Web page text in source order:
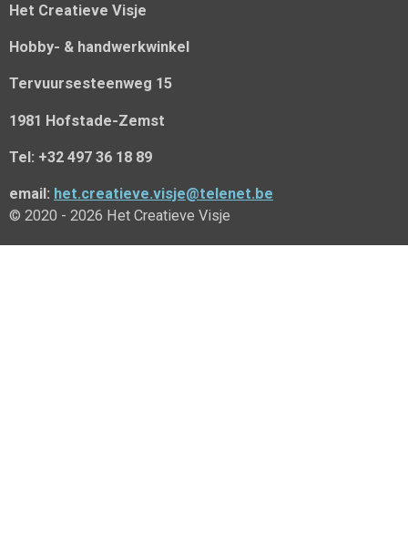
Het Creatieve Visje
Hobby- & handwerkwinkel
Tervuursesteenweg 15
1981 Hofstade-Zemst
Tel: +32 497 36 18 89
email: het.creatieve.visje@telenet.be
© 2020 - 2026 Het Creatieve Visje